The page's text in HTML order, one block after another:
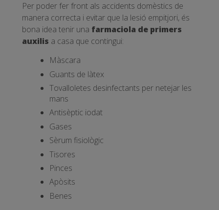
Per poder fer front als accidents domèstics de
manera correcta i evitar que la lesió empitjori, és
bona idea tenir una farmaciola de primers
auxilis a casa que contingui:
Màscara
Guants de làtex
Tovalloletes desinfectants per netejar les
mans
Antisèptic iodat
Gases
Sèrum fisiològic
Tisores
Pinces
Apòsits
Benes